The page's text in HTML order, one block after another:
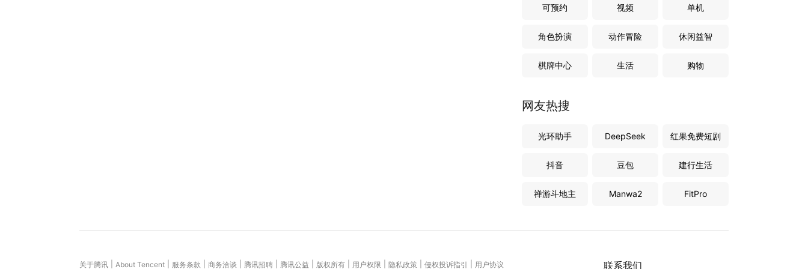
可预约 视频 单机
角色扮演 动作冒险 休闲益智
棋牌中心 生活 购物
网友热搜
光环助手 DeepSeek 红果免费短剧
抖音 豆包 建行生活
禅游斗地主 Manwa2 FitPro
联系我们
关于腾讯 About Tencent 服务条款 商务洽谈 腾讯招聘 腾讯公益 版权所有 用户权限 隐私政策 侵权投诉指引 用户协议